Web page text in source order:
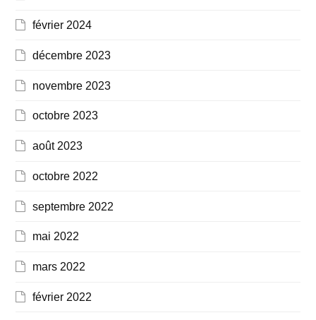
février 2024
décembre 2023
novembre 2023
octobre 2023
août 2023
octobre 2022
septembre 2022
mai 2022
mars 2022
février 2022